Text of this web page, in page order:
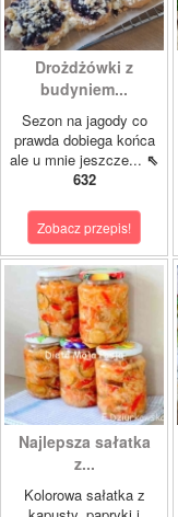
Drożdżówki z
budyniem...
Sezon na jagody co
prawda dobiega końca
ale u mnie jeszcze... ⇖
632
Zobacz przepis!
Najlepsza sałatka
z...
Kolorowa sałatka z